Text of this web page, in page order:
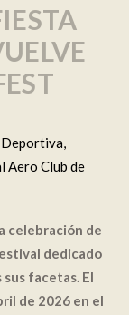
Deportiva,
Aero Club de
celebración de
dedicado
facetas. El
de 2026 en el